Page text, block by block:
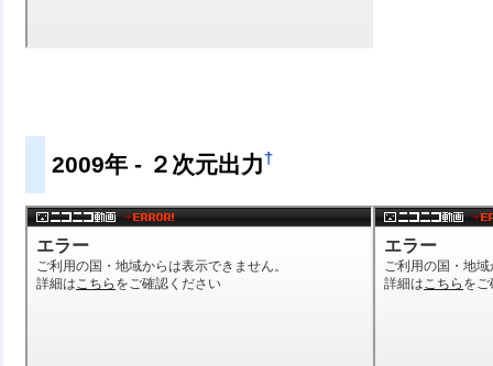
2009年 - ２次元出力†